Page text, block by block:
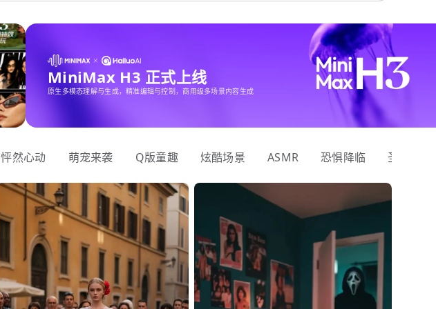
MiniMax H3 正式上线
原生多模态理解与生成，精准编辑与控制，商用级多场景内容生成
怦然心动 萌宠来袭 Q版童趣 炫酷场景 ASMR 恐惧降临 圣诞狂欢